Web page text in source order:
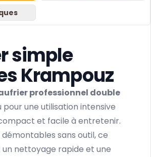
simple
Krampouz
professionnel double
pour une utilisation intensive
et facile à entretenir.
sans outil, ce
nettoyage rapide et une